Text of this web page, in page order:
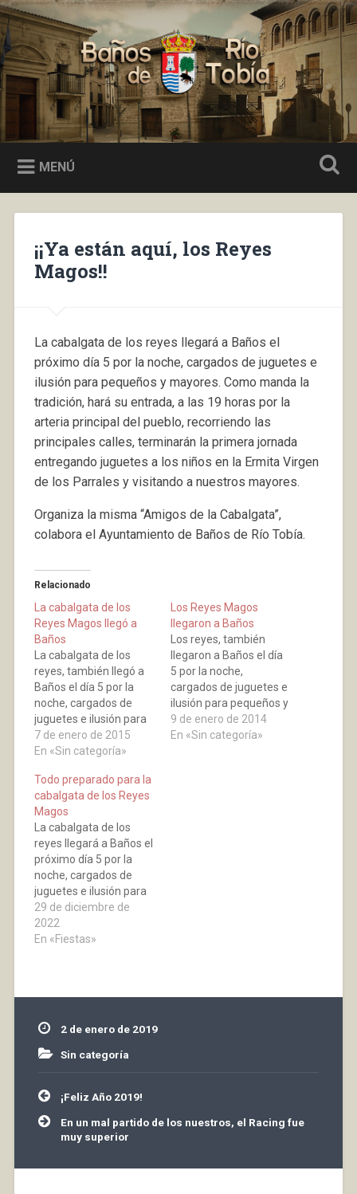
Saltar
al
contenido
Buscar
Baños de Río Tobía
MENÚ
¡¡Ya están aquí, los Reyes
Magos!!
La cabalgata de los reyes llegará a Baños el
próximo día 5 por la noche, cargados de juguetes e
ilusión para pequeños y mayores. Como manda la
tradición, hará su entrada, a las 19 horas por la
arteria principal del pueblo, recorriendo las
principales calles, terminarán la primera jornada
entregando juguetes a los niños en la Ermita Virgen
de los Parrales y visitando a nuestros mayores.
Organiza la misma “Amigos de la Cabalgata”,
colabora el Ayuntamiento de Baños de Río Tobía.
Relacionado
La cabalgata de los
Reyes Magos llegó a
Baños
La cabalgata de los
reyes, también llegó a
Baños el día 5 por la
noche, cargados de
juguetes e ilusión para
pequeños y grandes.
Como manda la
entrada la cabalgata a
las 19,30 horas por la
arteria principal del
pueblo, recorriendo sus
principales calles,
acabada la misma…
7 de enero de 2015
En «Sin categoría»
Los Reyes Magos
llegaron a Baños
Los reyes, también
llegaron a Baños el día
5 por la noche,
cargados de juguetes e
ilusión para pequeños y
grandes. Como manda
la tradición, hacían su
9 de enero de 2014
En «Sin categoría»
Todo preparado para la
cabalgata de los Reyes
Magos
La cabalgata de los
reyes llegará a Baños el
próximo día 5 por la
noche, cargados de
juguetes e ilusión para
pequeños y mayores.
Como manda la
tradición hará su
29 de diciembre de
2022
En «Fiestas»
2 de enero de 2019
Sin categoría
Navegación
de
entradas
¡Feliz Año 2019!
En un mal partido de los nuestros, el Racing fue
muy superior